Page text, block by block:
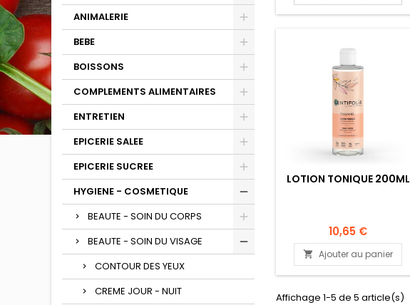
ANIMALERIE
BEBE
BOISSONS
COMPLEMENTS ALIMENTAIRES
ENTRETIEN
EPICERIE SALEE
EPICERIE SUCREE
HYGIENE - COSMETIQUE
BEAUTE - SOIN DU CORPS
BEAUTE - SOIN DU VISAGE
CONTOUR DES YEUX
CREME JOUR - NUIT
LOTION TONIQUE 200ML
10,65 €
 Ajouter au panier
Affichage 1-5 de 5 article(s)